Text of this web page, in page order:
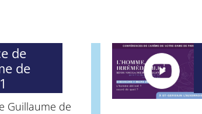
de
de
Guillaume de